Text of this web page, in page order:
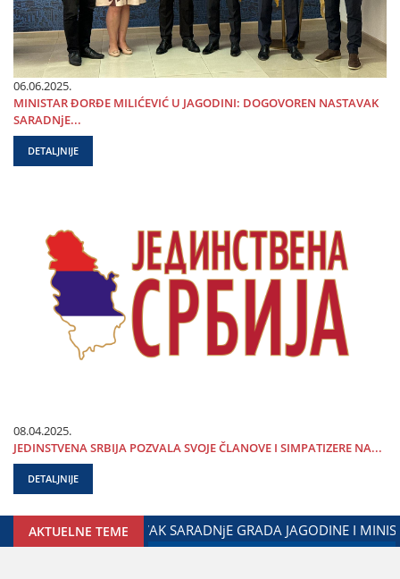
06.06.2025.
MINISTAR ĐORĐE MILIĆEVIĆ U ЈAGODINI: DOGOVOREN NASTAVAK
SARADNjE...
DETALJNIJE
08.04.2025.
ЈEDINSTVENA SRBIЈA POZVALA SVOЈE ČLANOVE I SIMPATIZERE NA...
DETALJNIJE
AKTUELNE TEMEDALIBOR MARKOVIĆ NA OBELEŽAVANjU